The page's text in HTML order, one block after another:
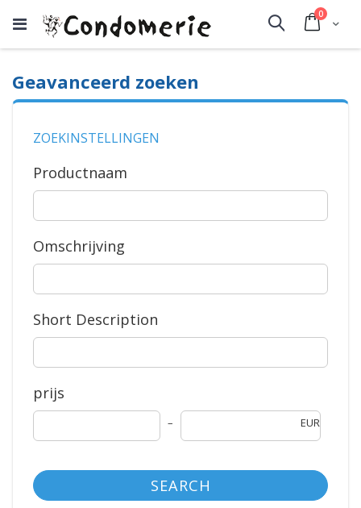
Cart
0
Search
Geavanceerd zoeken
ZOEKINSTELLINGEN
Productnaam
Omschrijving
Short Description
prijs
EUR
SEARCH